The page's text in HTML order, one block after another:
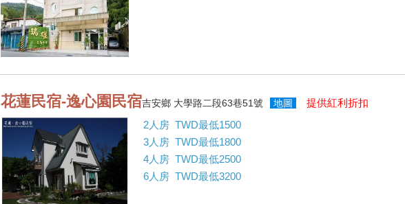
花蓮民宿-逸心園民宿吉安鄉 大學路二段63巷51號 地圖
提供紅利折扣
2人房 TWD最低1500
3人房 TWD最低1800
4人房 TWD最低2500
6人房 TWD最低3200